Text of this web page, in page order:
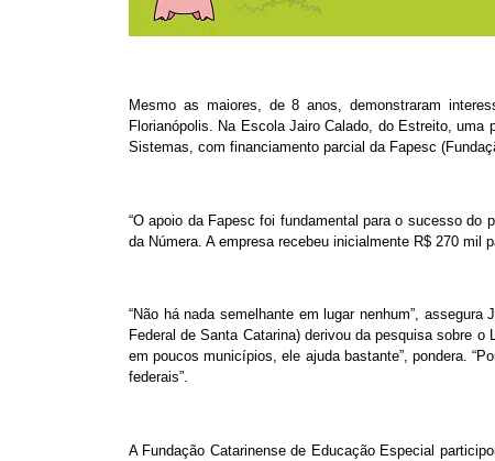
Mesmo as maiores, de 8 anos, demonstraram
Florianópolis. Na Escola Jairo Calado, do Estreito,
Sistemas, com financiamento parcial da Fapesc
“O apoio da Fapesc foi fundamental para o sucesso do
da Númera. A empresa recebeu inicialmente R$ 270 mil
“Não há nada semelhante em lugar nenhum”,
Federal de Santa Catarina) derivou da pesquisa sobre
em poucos municípios, ele ajuda bastante”, pondera.
federais”.
A Fundação Catarinense de Educação Especial